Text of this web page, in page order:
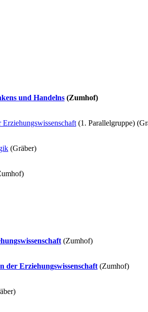
und Handelns (Zumhof)
Erziehungswissenschaft (1. Parallelgruppe)
(Gräber)
(Zumhof)
der Erziehungswissenschaft(Zumhof)